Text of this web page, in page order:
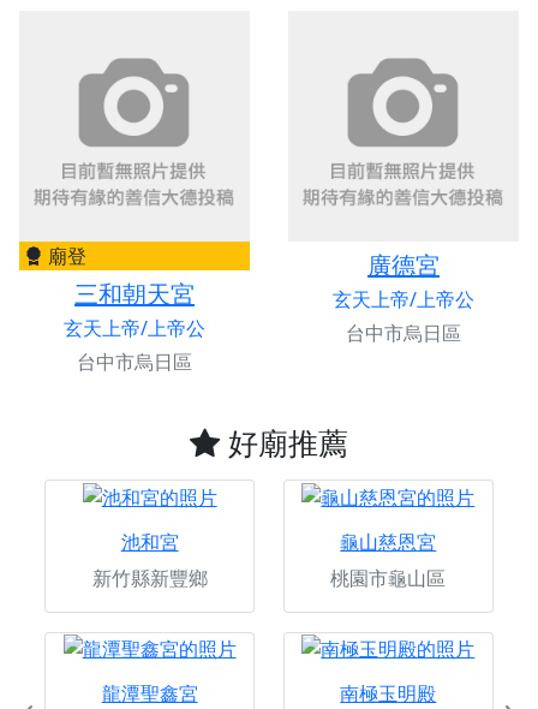
廟登
三和朝天宮
玄天上帝/上帝公
台中市烏日區
廣德宮
玄天上帝/上帝公
台中市烏日區
好廟推薦
池和宮
新竹縣新豐鄉
龜山慈恩宮
桃園市龜山區
龍潭聖鑫宮
南極玉明殿